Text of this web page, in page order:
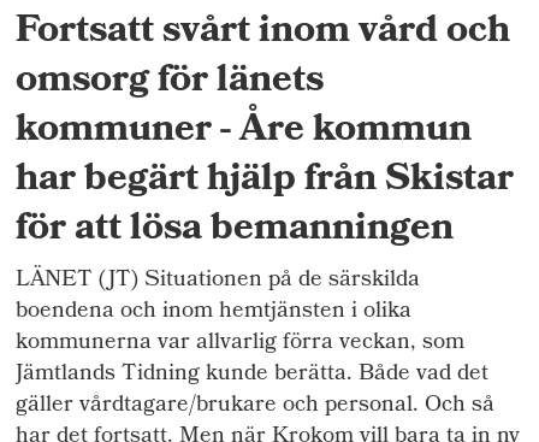
Fortsatt svårt inom vård och
omsorg för länets
kommuner - Åre kommun
har begärt hjälp från Skistar
för att lösa bemanningen
LÄNET (JT) Situationen på de särskilda
boendena och inom hemtjänsten i olika
kommunerna var allvarlig förra veckan, som
Jämtlands Tidning kunde berätta. Både vad det
gäller vårdtagare/brukare och personal. Och så